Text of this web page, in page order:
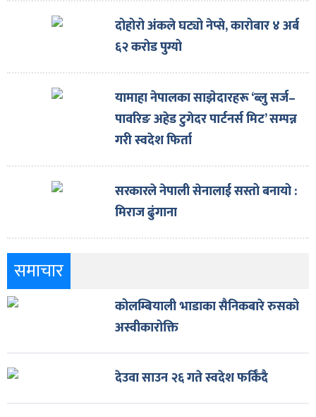
दोहोरो अंकले घट्यो नेप्से, कारोबार ४ अर्ब
६२ करोड पुग्यो
यामाहा नेपालका साझेदारहरू ‘ब्लु सर्ज–
पावरिङ अहेड टुगेदर पार्टनर्स मिट’ सम्पन्न
गरी स्वदेश फिर्ता
सरकारले नेपाली सेनालाई सस्तो बनायो :
मिराज ढुंगाना
समाचार
कोलम्बियाली भाडाका सैनिकबारे रुसको
अस्वीकारोक्ति
देउवा साउन २६ गते स्वदेश फर्किँदै